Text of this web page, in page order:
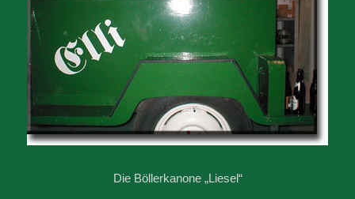
Die Böllerkanone „Liesel“